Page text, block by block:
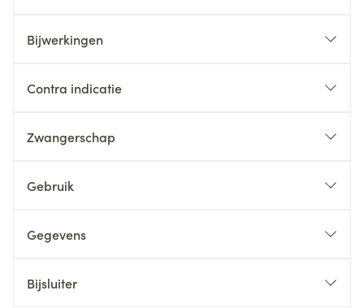
Bijwerkingen
Contra indicatie
Zwangerschap
Gebruik
Gegevens
Bijsluiter